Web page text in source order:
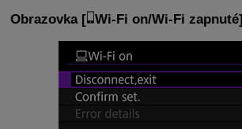
Obrazovka [ Wi-Fi on/Wi-Fi zapnuté]